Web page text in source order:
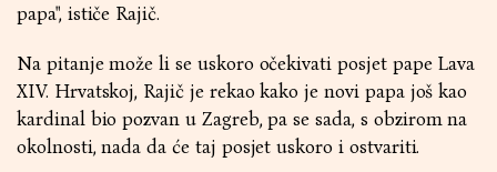
papa", ističe Rajič.
Na pitanje može li se uskoro očekivati posjet pape Lava
XIV. Hrvatskoj, Rajič je rekao kako je novi papa još kao
kardinal bio pozvan u Zagreb, pa se sada, s obzirom na
okolnosti, nada da će taj posjet uskoro i ostvariti.